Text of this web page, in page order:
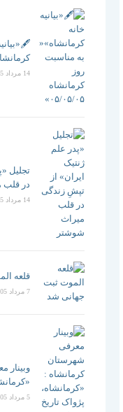
کرمانشاه ۰۵/
14 مرداد 1405
تجلیل
در قلب
14 مرداد 1405
قلعه
7 مرداد 1405
وبینار
5 مرداد 1405